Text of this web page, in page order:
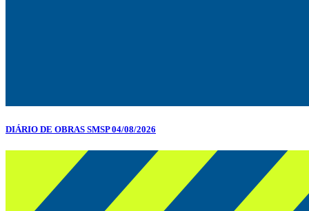
DIÁRIO DE OBRAS SMSP 04/08/2026